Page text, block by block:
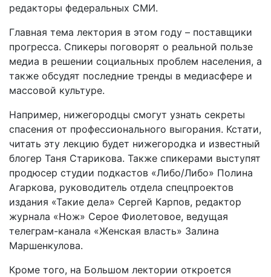
редакторы федеральных СМИ.
Главная тема лектория в этом году – поставщики
прогресса. Спикеры поговорят о реальной пользе
медиа в решении социальных проблем населения, а
также обсудят последние тренды в медиасфере и
массовой культуре.
Например, нижегородцы смогут узнать секреты
спасения от профессионального выгорания. Кстати,
читать эту лекцию будет нижегородка и известный
блогер Таня Старикова. Также спикерами выступят
продюсер студии подкастов «Либо/Либо» Полина
Агаркова, руководитель отдела спецпроектов
издания «Такие дела» Сергей Карпов, редактор
журнала «Нож» Серое Фиолетовое, ведущая
телеграм-канала «Женская власть» Залина
Маршенкулова.
Кроме того, на Большом лектории откроется